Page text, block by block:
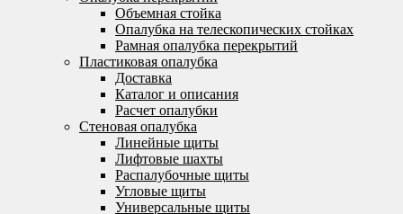
Объемная стойка
Опалубка на телескопических стойках
Рамная опалубка перекрытий
Пластиковая опалубка
Доставка
Каталог и описания
Расчет опалубки
Стеновая опалубка
Линейные щиты
Лифтовые шахты
Распалубочные щиты
Угловые щиты
Универсальные щиты